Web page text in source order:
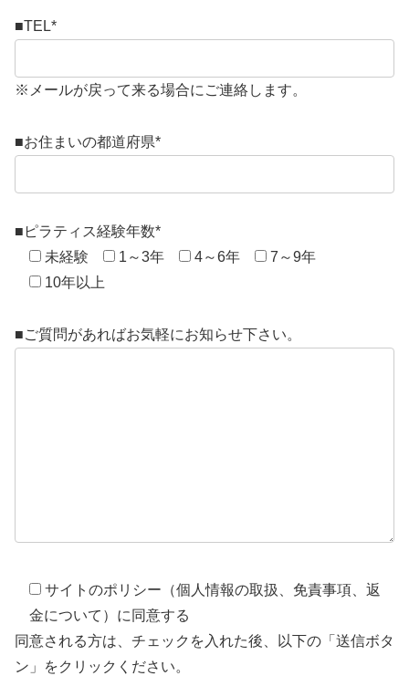
■TEL*
※メールが戻って来る場合にご連絡します。
■お住まいの都道府県*
■ピラティス経験年数*
未経験
1～3年 4～6年
7～9年
10年以上
■ご質問があればお気軽にお知らせ下さい。
サイトのポリシー（個人情報の取扱、免責事項、返
金について）に同意する
同意される方は、チェックを入れた後、以下の「送信ボタ
ン」をクリックください。